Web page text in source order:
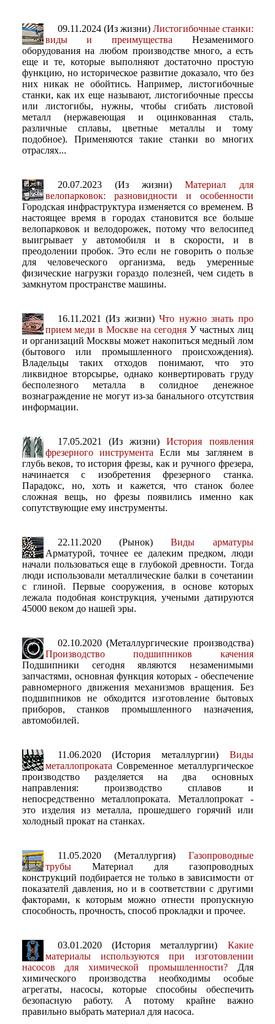
09.11.2024 (Из жизни) Листогибочные станки:
виды и преимущества Незаменимого
оборудования на любом производстве много, а есть
еще и те, которые выполняют достаточно простую
функцию, но историческое развитие доказало, что без
них никак не обойтись. Например, листогибочные
станки, как их еще называют, листогибочные прессы
или листогибы, нужны, чтобы сгибать листовой
металл (нержавеющая и оцинкованная сталь,
различные сплавы, цветные металлы и тому
подобное). Применяются такие станки во многих
отраслях...
20.07.2023 (Из жизни)Материал для
велопарковок: разновидности и особенности
Городская инфраструктура изменяется со временем. В
настоящее время в городах становится все больше
велопарковок и велодорожек, потому что велосипед
выигрывает у автомобиля и в скорости, и в
преодолении пробок. Это если не говорить о пользе
для человеческого организма, ведь умеренные
физические нагрузки гораздо полезней, чем сидеть в
замкнутом пространстве машины.
16.11.2021 (Из жизни) Что нужно знать про
прием меди в Москве на сегодняУ частных лиц
и организаций Москвы может накопиться медный лом
(бытового или промышленного происхождения).
Владельцы таких отходов понимают, что это
ликвидное вторсырье, однако конвертировать груду
бесполезного металла в солидное денежное
вознаграждение не могут из-за банального отсутствия
информации.
17.05.2021 (Из жизни)История появления
фрезерного инструмента Если мы заглянем в
глубь веков, то история фрезы, как и ручного фрезера,
начинается с изобретения фрезерного станка.
Парадокс, но, хоть и кажется, что станок более
сложная вещь, но фрезы появились именно как
сопутствующие ему инструменты.
22.11.2020 (Рынок)Виды арматуры
Арматурой, точнее ее далеким предком, люди
начали пользоваться еще в глубокой древности. Тогда
люди использовали металлические балки в сочетании
с глиной. Первые сооружения, в основе которых
лежала подобная конструкция, учеными датируются
45000 веком до нашей эры.
02.10.2020 (Металлургические производства)
Производство подшипников качения
Подшипники сегодня являются незаменимыми
запчастями, основная функция которых - обеспечение
равномерного движения механизмов вращения. Без
подшипников не обходится изготовление бытовых
приборов, станков промышленного назначения,
автомобилей.
11.06.2020 (История металлургии) Виды
металлопроката Современное металлургическое
производство разделяется на два основных
направления: производство сплавов и
непосредственно металлопроката. Металлопрокат -
это изделия из металла, прошедшего горячий или
холодный прокат на станках.
11.05.2020 (Металлургия) Газопроводные
трубыМатериал для газопроводных
конструкций подбирается не только в зависимости от
показателй давления, но и в соответствии с другими
факторами, к которым можно отнести пропускную
способность, прочность, способ прокладки и прочее.
03.01.2020 (История металлургии) Какие
материалы используются при изготовлении
насосов для химической промышленности?Для
химического производства необходимы особые
агрегаты, насосы, которые способны обеспечить
безопасную работу. А потому крайне важно
правильно выбрать материал для насоса.